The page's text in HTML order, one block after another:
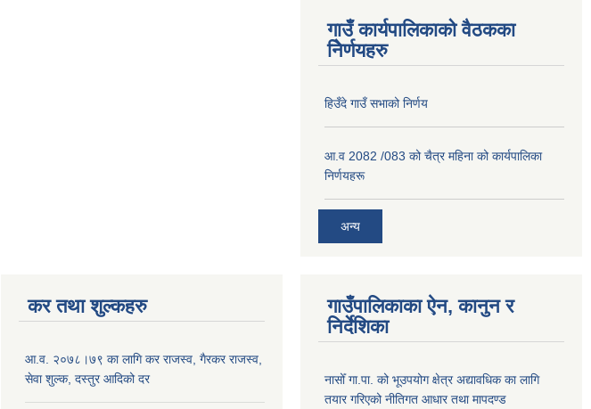
गाउँ कार्यपालिकाको वैठकका
निेर्णयहरु
हिउँदे गाउँ सभाको निर्णय
आ.व 2082 /083 को चैत्र महिना को कार्यपालिका
निर्णयहरू
अन्य
कर तथा शुल्कहरु
आ‍.व. २०७८।७९ का लागि कर राजस्व, गैरकर राजस्व,
सेवा शुल्क, दस्तुर आदिको दर
गाउँपालिकाका ऐन, कानुन र
निर्देशिका
नासोँ गा.पा. को भूउपयोग क्षेत्र अद्यावधिक का लागि
तयार गरिएको नीतिगत आधार तथा मापदण्ड